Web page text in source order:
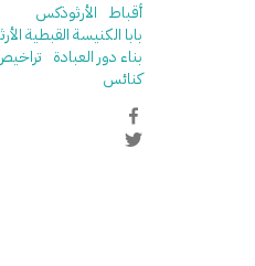
أقباط الأرثوذكس
بابا الكنيسة القبطية
بناء دور العبادة
كنائس